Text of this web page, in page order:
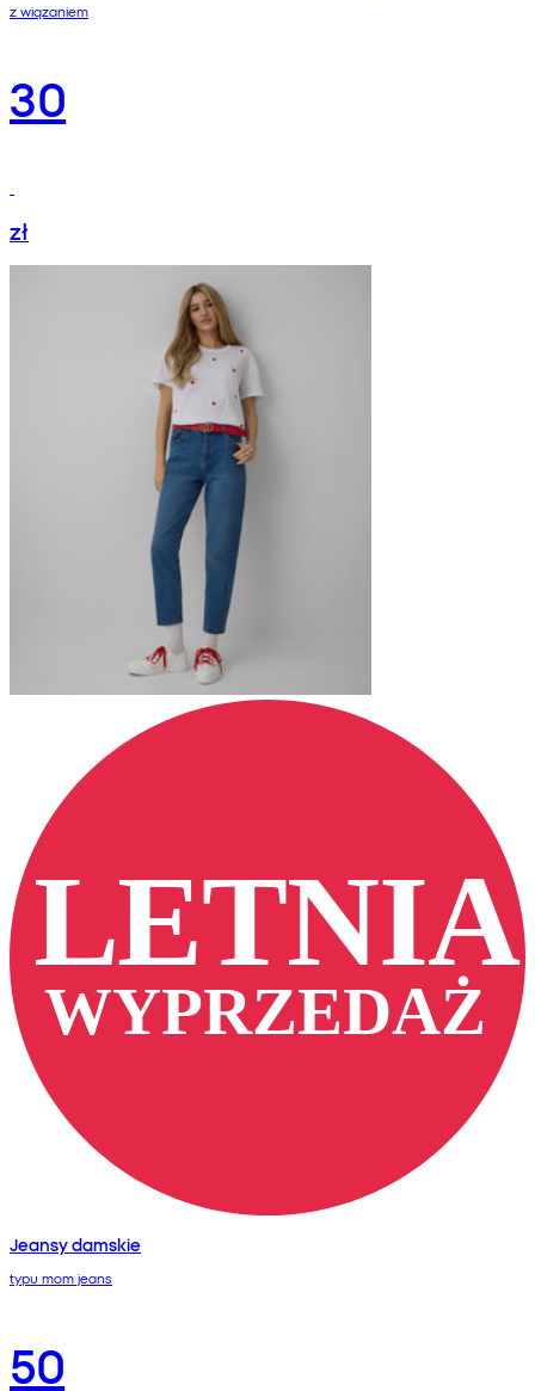
z wiązaniem
30
zł
Jeansy damskie
typu mom jeans
50